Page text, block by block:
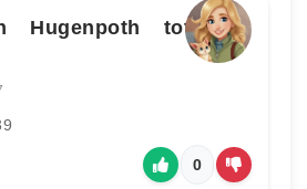
Hugenpoth tot den
0